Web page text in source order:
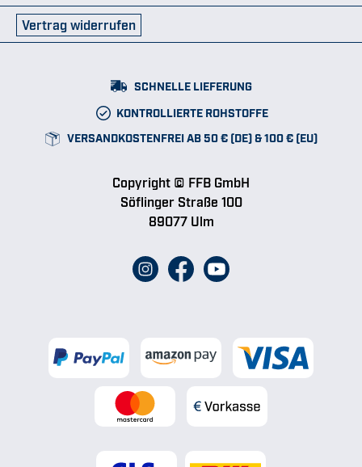
Vertrag widerrufen
SCHNELLE LIEFERUNG
KONTROLLIERTE ROHSTOFFE
VERSANDKOSTENFREI AB 50 € (DE) & 100 € (EU)
Copyright © FFB GmbH
Söflinger Straße 100
89077 Ulm